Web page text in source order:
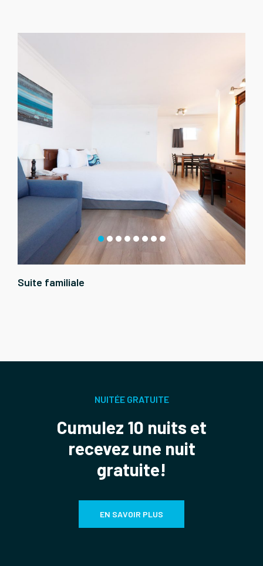
Suite familiale
NUITÉE GRATUITE
Cumulez 10 nuits et
recevez une nuit
gratuite!
EN SAVOIR PLUS